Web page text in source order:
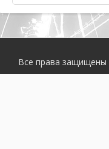
Все права защищены